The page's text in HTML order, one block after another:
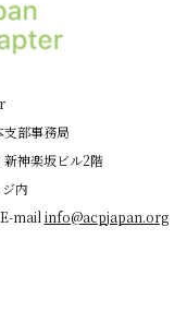
部事務局
神楽坂ビル2階
内
mail info@acpjapan.org